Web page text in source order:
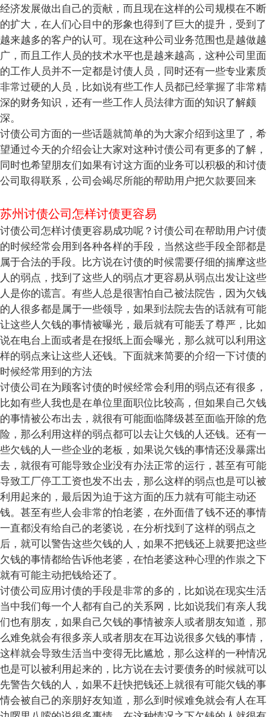
经济发展做出自己的贡献，而且现在这样的公司规模在不断
的扩大，在人们心目中的形象也得到了巨大的提升，受到了
越来越多的客户的认可。现在这种公司业务范围也是越做越
广，而且工作人员的技术水平也是越来越高，这种公司里面
的工作人员并不一定都是讨债人员，同时还有一些专业素质
非常过硬的人员，比如说有些工作人员都已经掌握了非常精
深的财务知识，还有一些工作人员法律方面的知识了解颇
深。
讨债公司方面的一些话题就简单的为大家介绍到这里了，希
望通过今天的介绍会让大家对这种讨债公司有更多的了解，
同时也希望朋友们如果有讨这方面的业务可以积极的和讨债
公司取得联系，公司会竭尽所能的帮助用户把欠款要回来
苏州讨债公司怎样讨债更容易
讨债公司怎样讨债更容易成功呢？讨债公司在帮助用户讨债
的时候经常会用到各种各样的手段，当然这些手段全部都是
属于合法的手段。比方说在讨债的时候需要仔细的揣摩这些
人的弱点，找到了这些人的弱点才更容易从弱点出发让这些
人是你的谎言。有些人总是很害怕自己被法院告，因为欠钱
的人很多都是属于一些领导，如果到法院去告的话就有可能
让这些人欠钱的事情被曝光，最后就有可能丢了尊严，比如
说在电台上面或者是在报纸上面会曝光，那么就可以利用这
样的弱点来让这些人还钱。下面就来简要的介绍一下讨债的
时候经常用到的方法
讨债公司在为顾客讨债的时候经常会利用的弱点还有很多，
比如有些人我也是在单位里面职位比较高，但如果自己欠钱
的事情被公布出去，就很有可能面临降级甚至面临开除的危
险，那么利用这样的弱点都可以去让欠钱的人还钱。还有一
些欠钱的人一些企业的老板，如果说欠钱的事情还没暴露出
去，就很有可能导致企业没有办法正常的运行，甚至有可能
导致工厂停工工资也发不出去，那么这样的弱点也是可以被
利用起来的，最后因为迫于这方面的压力就有可能主动还
钱。甚至有些人会非常的怕老婆，在外面借了钱不还的事情
一直都没有给自己的老婆说，在分析找到了这样的弱点之
后，就可以警告这些欠钱的人，如果不把钱还上就要把这些
欠钱的事情都给告诉他老婆，在怕老婆这种心理的作祟之下
就有可能主动把钱给还了。
讨债公司应用讨债的手段是非常的多的，比如说在现实生活
当中我们每一个人都有自己的关系网，比如说我们有亲人我
们也有朋友，如果自己欠钱的事情被亲人或者朋友知道，那
么难免就会有很多亲人或者朋友在耳边说很多欠钱的事情，
这样就会导致生活当中变得无比尴尬，那么这样的一种情况
也是可以被利用起来的，比方说在去讨要债务的时候就可以
先警告欠钱的人，如果不赶快把钱还上就很有可能欠钱的事
情会被自己的亲朋好友知道，那么到时候难免就会有人在耳